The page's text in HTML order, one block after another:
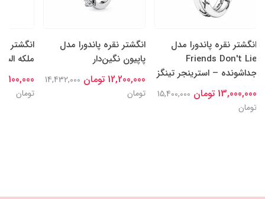
انگشتر نقره پاندورا مدل
Friends Don't Lie
جداشونده – استرینجر تینگز
13,000,000 تومان
15,400,000
تومان
انگشتر نقره پاندورا مدل
پاپیون نگین‌دار
12,200,000 تومان
14,432,000
تومان
انگشتر
ملکه
15,100,000
تومان